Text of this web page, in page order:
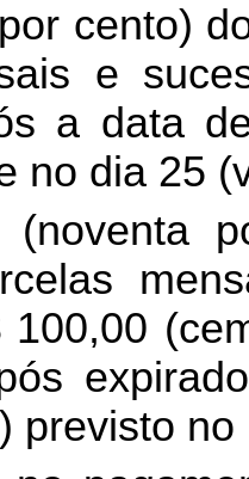
cento)
e
a data
no dia 25
previsto no